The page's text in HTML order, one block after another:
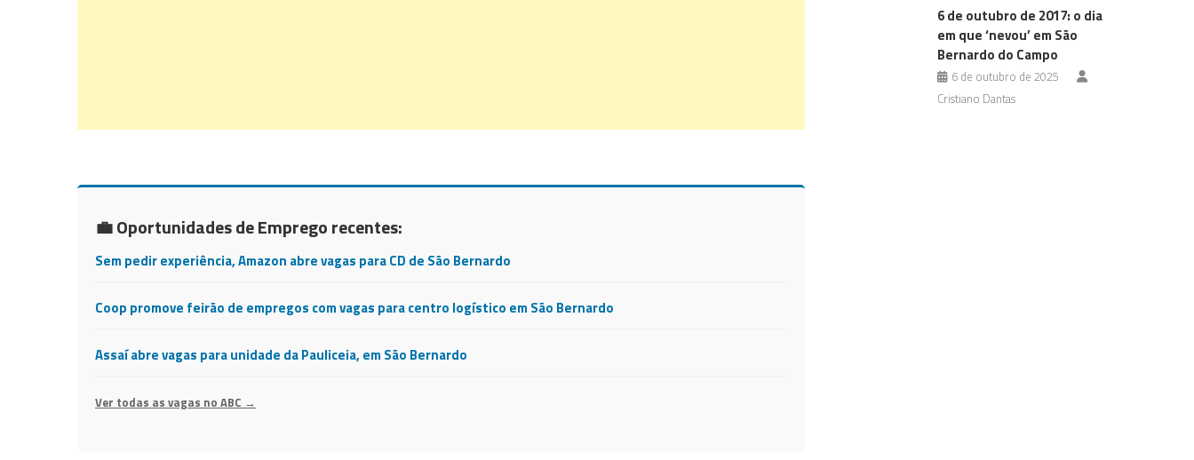
💼 Oportunidades de Emprego recentes:
Sem pedir experiência, Amazon abre vagas para CD de São Bernardo
Coop promove feirão de empregos com vagas para centro logístico em São Bernardo
Assaí abre vagas para unidade da Pauliceia, em São Bernardo
Ver todas as vagas no ABC →
6 de outubro de 2017: o dia
em que ‘nevou’ em São
Bernardo do Campo
6 de outubro de 2025
Cristiano Dantas